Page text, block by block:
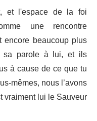
et l'espace de la foi
une rencontre
beaucoup plus
sa parole à lui, et ils
à cause de ce que tu
mêmes, nous l’avons
vraiment lui le Sauveur